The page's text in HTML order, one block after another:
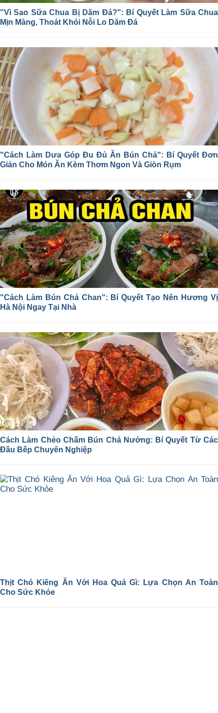
"Vì Sao Sữa Chua Bị Dăm Đá?": Bí Quyết Làm Sữa Chua
Mịn Màng, Thoát Khỏi Nỗi Lo Dăm Đá
"Cách Làm Dưa Góp Đu Đủ Ăn Bún Chả": Bí Quyết Đơn
Giản Cho Món Ăn Kèm Thơm Ngon Và Giòn Rụm
"Cách Làm Bún Chả Chan": Bí Quyết Tạo Nên Hương Vị
Hà Nội Ngay Tại Nhà
Cách Làm Chẻo Chấm Bún Chả Nướng: Bí Quyết Từ Các
Đầu Bếp Chuyên Nghiệp
Thịt Chó Kiêng Ăn Với Hoa Quả Gì: Lựa Chọn An Toàn
Cho Sức Khỏe